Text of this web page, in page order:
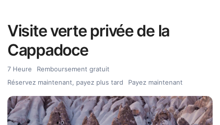
Visite verte privée de la
Cappadoce
7 Heure
Remboursement gratuit
Réservez maintenant, payez plus tard
Payez maintenant